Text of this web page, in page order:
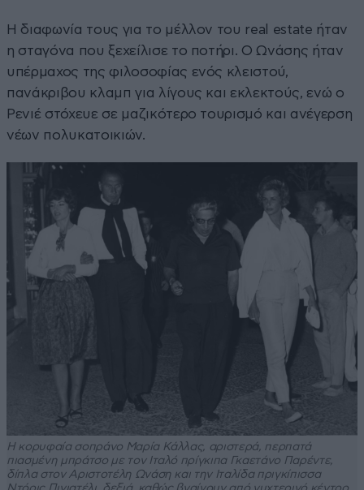
Η διαφωνία τους για το μέλλον του real estate ήταν
η σταγόνα που ξεχείλισε το ποτήρι. Ο Ωνάσης ήταν
υπέρμαχος της φιλοσοφίας ενός κλειστού,
πανάκριβου κλαμπ για λίγους και εκλεκτούς, ενώ ο
Ρενιέ στόχευε σε μαζικότερο τουρισμό και ανέγερση
νέων πολυκατοικιών.
Η κορυφαία σοπράνο Μαρία Κάλλας, αριστερά, περπατά
πιασμένη μπράτσο με τον Ιταλό πρίγκιπα Γκαετάνο Παρέντε,
δίπλα στον Αριστοτέλη Ωνάση και την Ιταλίδα πριγκίπισσα